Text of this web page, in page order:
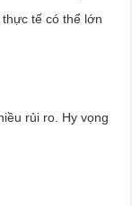
tế có thể lớn
rủi ro. Hy vọng